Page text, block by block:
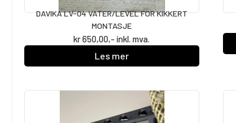
DAVIKA LV-04 VATER/LEVEL FOR KIKKERT
MONTASJE
kr650,00,- inkl. mva.
Les mer